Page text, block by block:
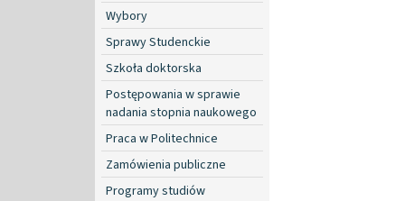
Wybory
Sprawy Studenckie
Szkoła doktorska
Postępowania w sprawie
nadania stopnia naukowego
Praca w Politechnice
Zamówienia publiczne
Programy studiów